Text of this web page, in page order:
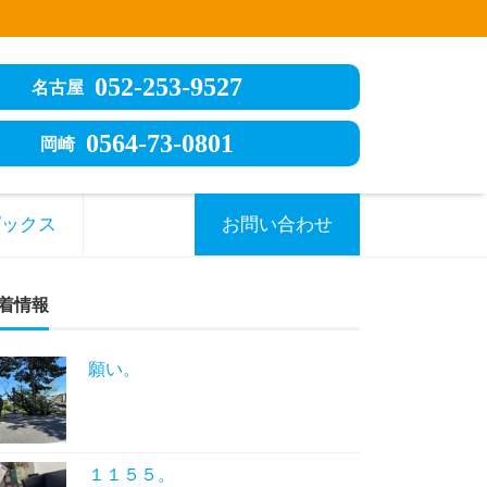
名古屋 052-253-9527
岡崎 0564-73-0801
クス お問い合わせ
情報
願い。
１１５５。